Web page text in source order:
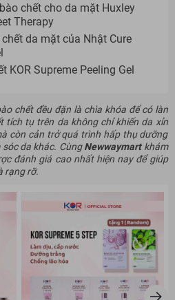
chết cho da mặt Huxley
Therapy
da mặt của Nhật Cure
KOR Supreme Peeling Gel
chết đều đặn là chìa khóa để có làn
tích tụ trên da không chỉ khiến da xỉn
còn cản trở quá trình hấp thụ dưỡng
da khác. CùngNewwaymartkhám
đánh giá cao nhất hiện nay để giúp
rạng rỡ.